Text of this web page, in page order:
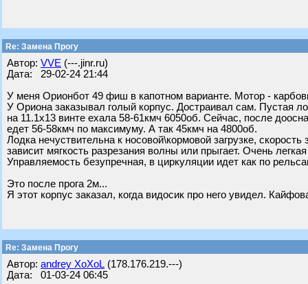
Re: Замена Прогу
Автор: VVE (---.jinr.ru)
Дата: 29-02-24 21:44
У меня Орионбот 49 фиш в капотном варианте. Мотор -
У Ориона заказывал голый корпус. Достраивал сам. Пустая
на 11.1х13 винте ехала 58-61кмч 6050об. Сейчас, после
едет 56-58кмч по максимуму. А так 45кмч на 4800об.
Лодка нечуствительна к носовой\кормовой загрузке, скорость
зависит мягкость разрезания волны или прыгает. Очень
Управляемость безупречная, в циркуляции идет как по
Это после прога 2м...
Я этот корпус заказал, когда видосик про него увидел.
Re: Замена Прогу
Автор: andrey XoXoL (178.176.219.---)
Дата: 01-03-24 06:45